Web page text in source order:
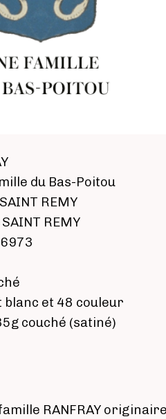
du Bas-Poitou
REMY
REMY
blanc et 48 couleur
couché (satiné)
RANFRAY